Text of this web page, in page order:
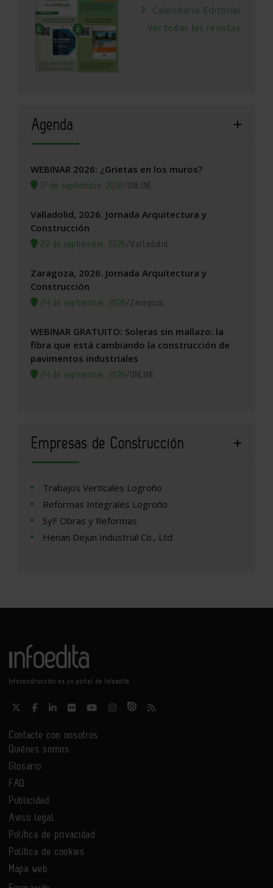
Calendario Editorial
Ver todas las revistas
Agenda
WEBINAR 2026: ¿Grietas en los muros?
17 de septiembre, 2026/ONLINE
Valladolid, 2026. Jornada Arquitectura y
Construcción
22 de septiembre, 2026/Valladolid
Zaragoza, 2026. Jornada Arquitectura y
Construcción
24 de septiembre, 2026/Zaragoza
WEBINAR GRATUITO: Soleras sin mallazo: la
fibra que está cambiando la construcción de
pavimentos industriales
24 de septiembre, 2026/ONLINE
Empresas de Construcción
Trabajos Verticales Logroño
Reformas Integrales Logroño
SyF Obras y Reformas
Henan Dejun Industrial Co., Ltd
Infoconstrucción es un portal de Infoedita
Contacte con nosotros
Quiénes somos
Glosario
FAQ
Publicidad
Aviso legal
Política de privacidad
Política de cookies
Mapa web